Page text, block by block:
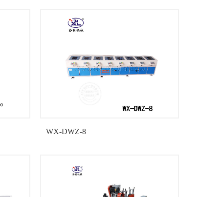
WX-DWZ-8